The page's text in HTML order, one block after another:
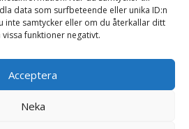
data som surfbeteende eller unika ID:n
inte samtycker eller om du återkallar ditt
funktioner negativt.
Acceptera
Neka
gång jag skriver en